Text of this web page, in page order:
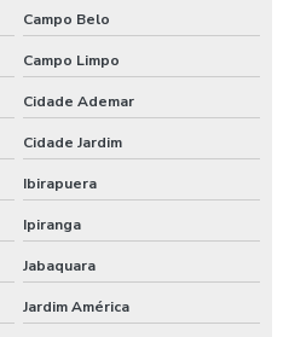
Campo Belo
Campo Limpo
Cidade Ademar
Cidade Jardim
Ibirapuera
Ipiranga
Jabaquara
Jardim América